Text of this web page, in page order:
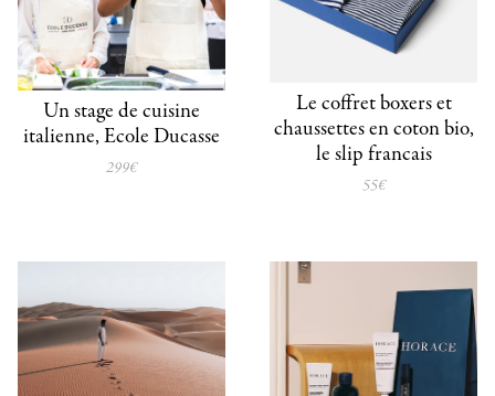
Un stage de cuisine
italienne, Ecole Ducasse
299€
Le coffret boxers et
chaussettes en coton bio,
le slip francais
55€